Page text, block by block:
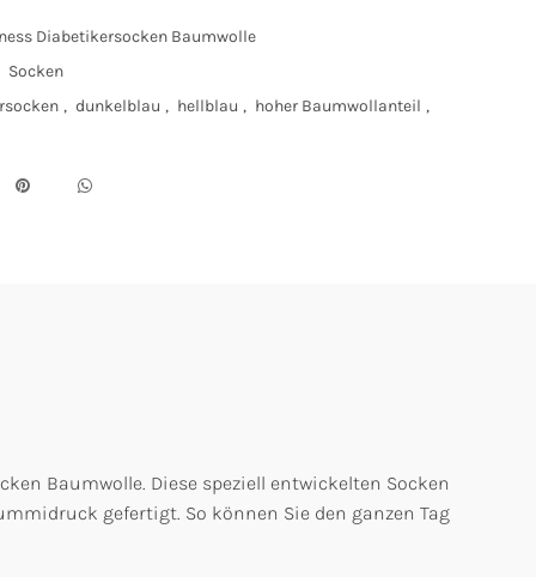
Diabetikersocken Baumwolle
Socken
, dunkelblau , hellblau , hoher Baumwollanteil ,
Baumwolle. Diese speziell entwickelten Socken
gefertigt. So können Sie den ganzen Tag